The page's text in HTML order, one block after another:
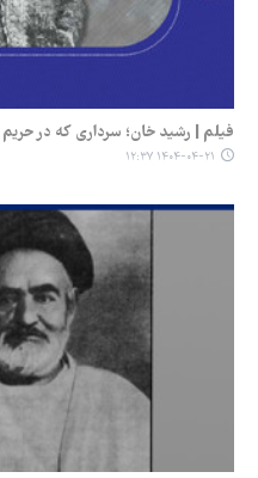
فیلم | رشید خان؛ سرداری که در
۱۴۰۴-۰۴-۲۱ ۱۲:۳۷